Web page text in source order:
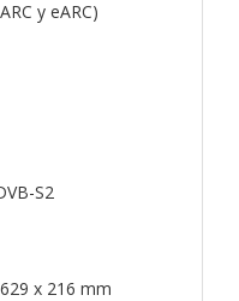
y eARC)
S2
x 216 mm